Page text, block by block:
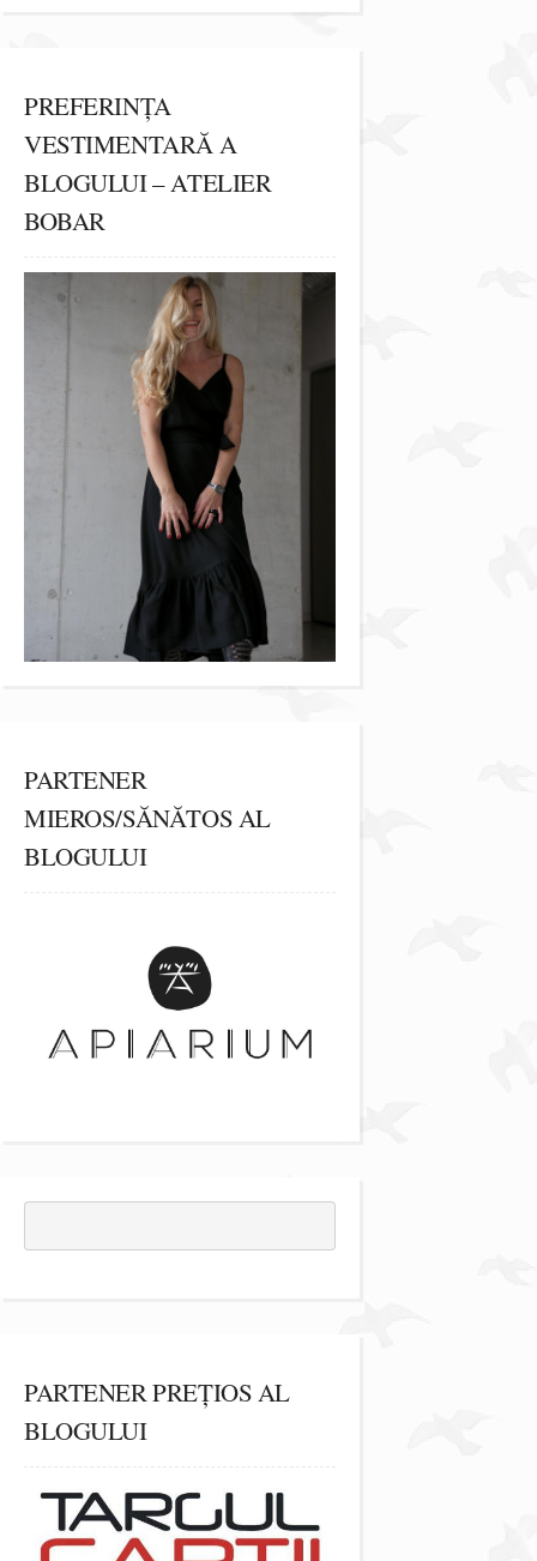
PREFERINȚA
VESTIMENTARĂ A
BLOGULUI – ATELIER
BOBAR
PARTENER
MIEROS/SĂNĂTOS AL
BLOGULUI
PARTENER PREȚIOS AL
BLOGULUI